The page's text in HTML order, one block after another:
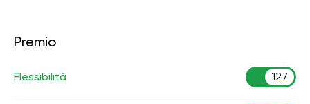
Premio
Flessibilità 127